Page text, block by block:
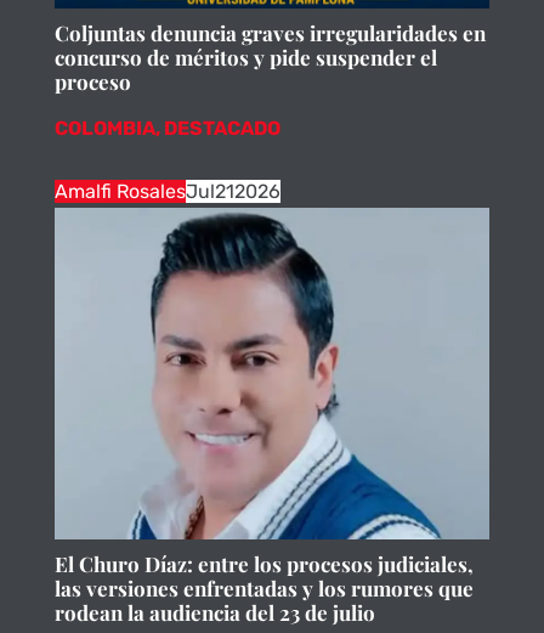
Coljuntas denuncia graves irregularidades en
concurso de méritos y pide suspender el
proceso
COLOMBIA, DESTACADO
Amalfi RosalesJul212026
El Churo Díaz: entre los procesos judiciales,
las versiones enfrentadas y los rumores que
rodean la audiencia del 23 de julio